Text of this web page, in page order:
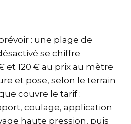
: une plage de
se chiffre
et 120 € au prix au mètre
et pose, selon le terrain
couvre le tarif :
coulage, application
haute pression, puis